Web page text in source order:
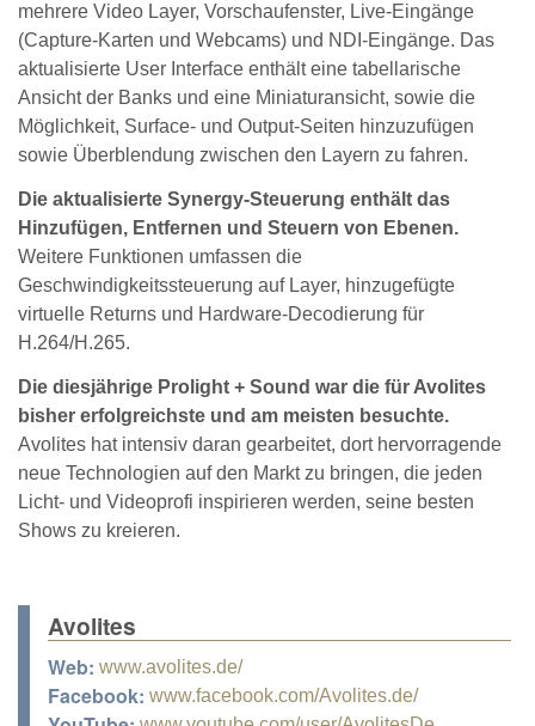
mehrere Video Layer, Vorschaufenster, Live-Eingänge
(Capture-Karten und Webcams) und NDI-Eingänge. Das
aktualisierte User Interface enthält eine tabellarische
Ansicht der Banks und eine Miniaturansicht, sowie die
Möglichkeit, Surface- und Output-Seiten hinzuzufügen
sowie Überblendung zwischen den Layern zu fahren.
Die aktualisierte Synergy-Steuerung enthält das
Hinzufügen, Entfernen und Steuern von Ebenen.
Weitere Funktionen umfassen die
Geschwindigkeitssteuerung auf Layer, hinzugefügte
virtuelle Returns und Hardware-Decodierung für
H.264/H.265.
Die diesjährige Prolight + Sound war die für Avolites
bisher erfolgreichste und am meisten besuchte.
Avolites hat intensiv daran gearbeitet, dort hervorragende
neue Technologien auf den Markt zu bringen, die jeden
Licht- und Videoprofi inspirieren werden, seine besten
Shows zu kreieren.
Avolites
Web: www.avolites.de/
Facebook: www.facebook.com/Avolites.de/